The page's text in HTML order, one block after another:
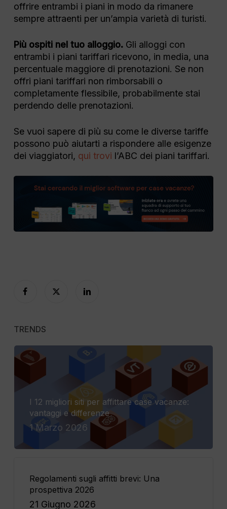
offrire entrambi i piani in modo da rimanere
sempre attraenti per un’ampia varietà di turisti.
Più ospiti nel tuo alloggio.Gli alloggi con
entrambi i piani tariffari ricevono, in media, una
percentuale maggiore di prenotazioni. Se non
offri piani tariffari non rimborsabili o
completamente flessibile, probabilmente stai
perdendo delle prenotazioni.
Se vuoi sapere di più su come le diverse tariffe
possono può aiutarti a rispondere alle esigenze
dei viaggiatori, qui trovi l’ABC dei piani tariffari.
TRENDS
I 12 migliori siti per affittare case vacanze:
vantaggi e differenze
1 Marzo 2026
Regolamenti sugli affitti brevi: Una
prospettiva 2026
21 Giugno 2026